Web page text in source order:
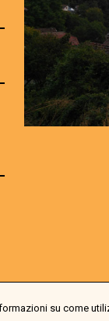
su come